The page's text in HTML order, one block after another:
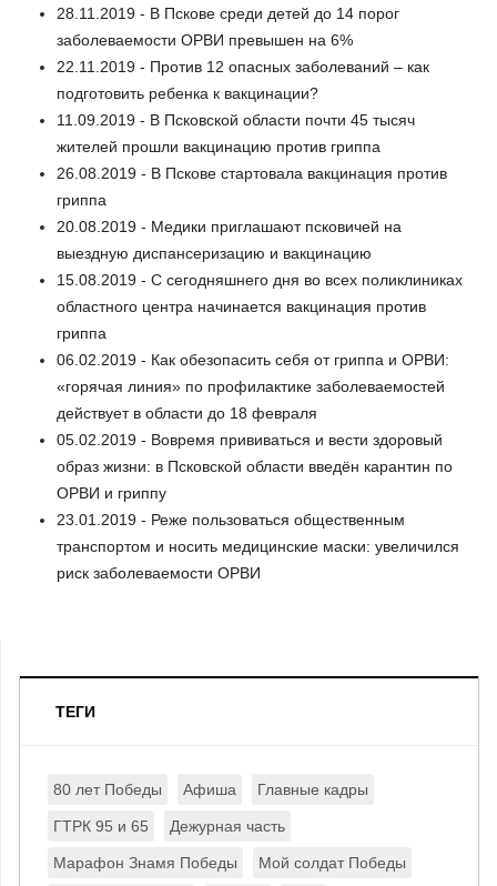
28.11.2019 - В Пскове среди детей до 14 порог
заболеваемости ОРВИ превышен на 6%
22.11.2019 - Против 12 опасных заболеваний – как
подготовить ребенка к вакцинации?
11.09.2019 - В Псковской области почти 45 тысяч
жителей прошли вакцинацию против гриппа
26.08.2019 - В Пскове стартовала вакцинация против
гриппа
20.08.2019 - Медики приглашают псковичей на
выездную диспансеризацию и вакцинацию
15.08.2019 - С сегодняшнего дня во всех поликлиниках
областного центра начинается вакцинация против
гриппа
06.02.2019 - Как обезопасить себя от гриппа и ОРВИ:
«горячая линия» по профилактике заболеваемостей
действует в области до 18 февраля
05.02.2019 - Вовремя прививаться и вести здоровый
образ жизни: в Псковской области введён карантин по
ОРВИ и гриппу
23.01.2019 - Реже пользоваться общественным
транспортом и носить медицинские маски: увеличился
риск заболеваемости ОРВИ
ТЕГИ
80 лет Победы Афиша Главные кадры
ГТРК 95 и 65 Дежурная часть
Марафон Знамя Победы Мой солдат Победы